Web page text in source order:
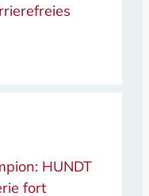
HUNDT
fort